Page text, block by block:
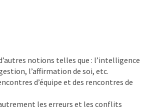
notions telles que : l’intelligence
l’affirmation de soi, etc.
d’équipe et des rencontres de
les erreurs et les conflits